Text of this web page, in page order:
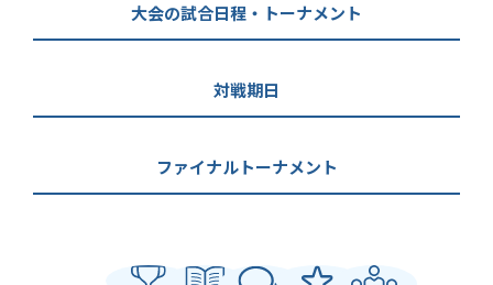
大会の試合日程・トーナメント
対戦期日
ファイナルトーナメント